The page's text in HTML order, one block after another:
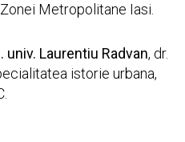
Metropolitane Iasi.
univ. Laurentiu Radvan, dr.
istorie urbana,